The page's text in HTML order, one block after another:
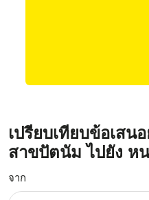
เปรียบเทียบข้อเสน
สาขปัตนัม ไปยัง ห
จาก